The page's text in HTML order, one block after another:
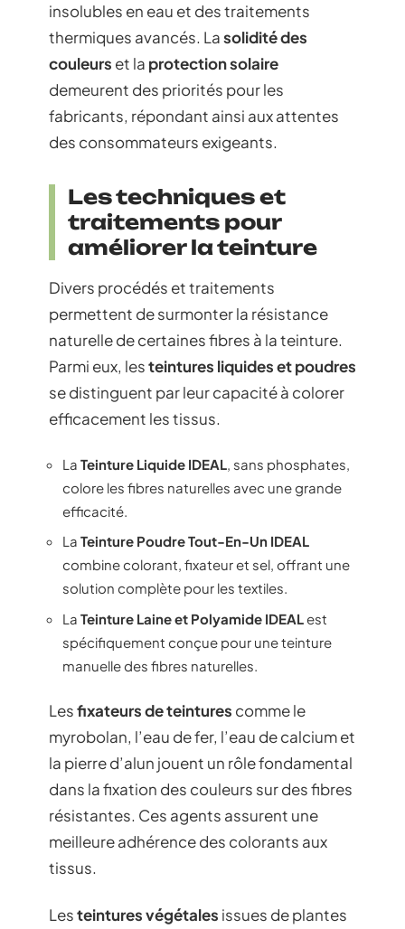
insolubles en eau et des traitements
thermiques avancés. Lasolidité des
couleurs et la protection solaire
demeurent des priorités pour les
fabricants, répondant ainsi aux attentes
des consommateurs exigeants.
Les techniques et
traitements pour
améliorer la teinture
Divers procédés et traitements
permettent de surmonter la résistance
naturelle de certaines fibres à la teinture.
Parmi eux, lesteintures liquides et poudres
se distinguent par leur capacité à colorer
efficacement les tissus.
La Teinture Liquide IDEAL
, sans phosphates,
colore les fibres naturelles avec une grande
efficacité.
La Teinture Poudre Tout-En-Un IDEAL
combine colorant, fixateur et sel, offrant une
solution complète pour les textiles.
La Teinture Laine et Polyamide IDEAL est
spécifiquement conçue pour une teinture
manuelle des fibres naturelles.
Lesfixateurs de teintures comme le
myrobolan, l’eau de fer, l’eau de calcium et
la pierre d’alun jouent un rôle fondamental
dans la fixation des couleurs sur des fibres
résistantes. Ces agents assurent une
meilleure adhérence des colorants aux
tissus.
Lesteintures végétales issues de plantes